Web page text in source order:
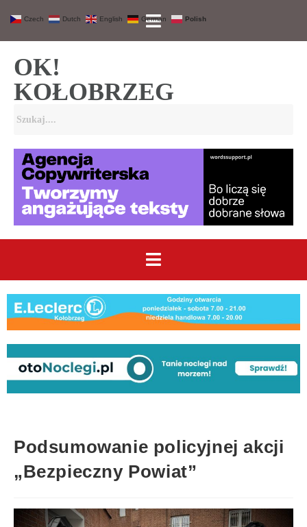
OK!
KOŁOBRZEG
Podsumowanie policyjnej akcji
„Bezpieczny Powiat”
Czech Dutch English German Polish